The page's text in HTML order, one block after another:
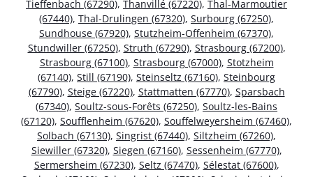
Tieffenbach (67290), Thanvillé (67220), Thal-Marmoutier
(67440), Thal-Drulingen (67320), Surbourg (67250),
Sundhouse (67920), Stutzheim-Offenheim (67370),
Stundwiller (67250), Struth (67290), Strasbourg (67200),
Strasbourg (67100), Strasbourg (67000), Stotzheim
(67140), Still (67190), Steinseltz (67160), Steinbourg
(67790), Steige (67220), Stattmatten (67770), Sparsbach
(67340), Soultz-sous-Forêts (67250), Soultz-les-Bains
(67120), Soufflenheim (67620), Souffelweyersheim (67460),
Solbach (67130), Singrist (67440), Siltzheim (67260),
Siewiller (67320), Siegen (67160), Sessenheim (67770),
Sermersheim (67230), Seltz (67470), Sélestat (67600),